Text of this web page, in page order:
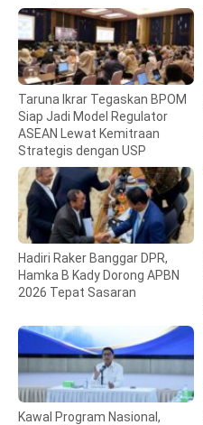
Taruna Ikrar Tegaskan BPOM
Siap Jadi Model Regulator
ASEAN Lewat Kemitraan
Strategis dengan USP
Hadiri Raker Banggar DPR,
Hamka B Kady Dorong APBN
2026 Tepat Sasaran
Kawal Program Nasional,